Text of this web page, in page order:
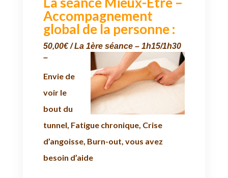
Accompagnement
global de la personne :
50,00€ / La 1ère séance – 1h15/1h30
–
Envie de
voir le
bout du
tunnel, Fatigue chronique, Crise
d’angoisse, Burn-out, vous avez
besoin d’aide